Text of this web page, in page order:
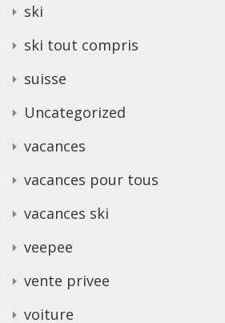
ski
ski tout compris
suisse
Uncategorized
vacances
vacances pour tous
vacances ski
veepee
vente privee
voiture